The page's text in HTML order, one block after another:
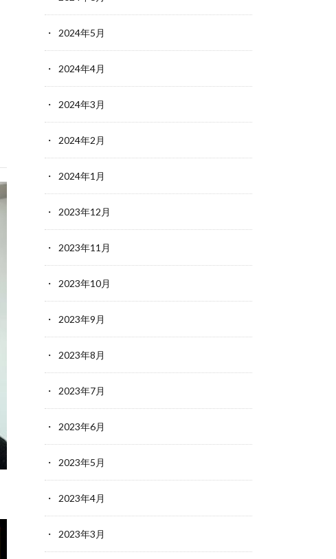
2024年5月
2024年4月
2024年3月
2024年2月
2024年1月
2023年12月
2023年11月
2023年10月
2023年9月
2023年8月
2023年7月
2023年6月
2023年5月
2023年4月
2023年3月